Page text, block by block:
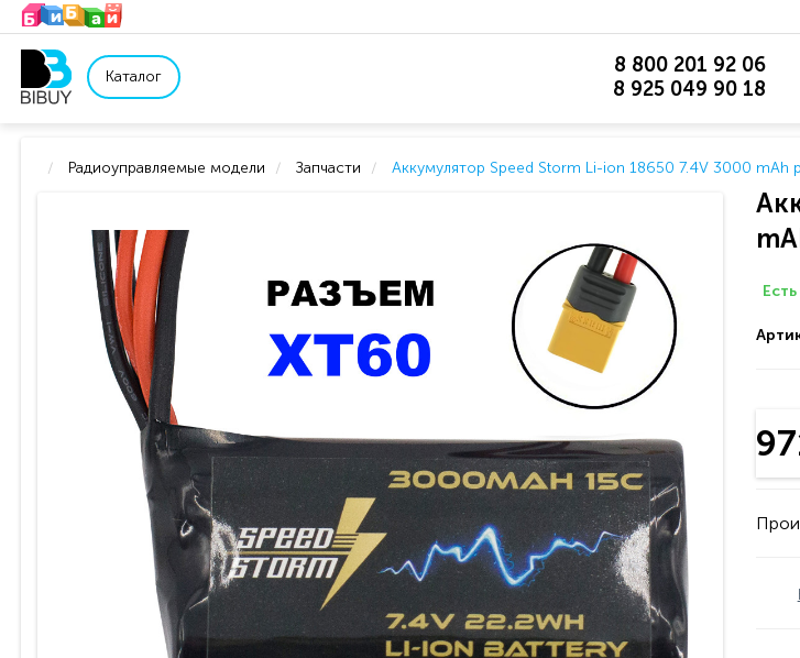
Каталог
8 800 201 92 06
8 925 049 90 18
Радиоуправляемые модели Запчасти Аккумулятор Speed Storm Li-ion 18650 7.4V 3000 mAh